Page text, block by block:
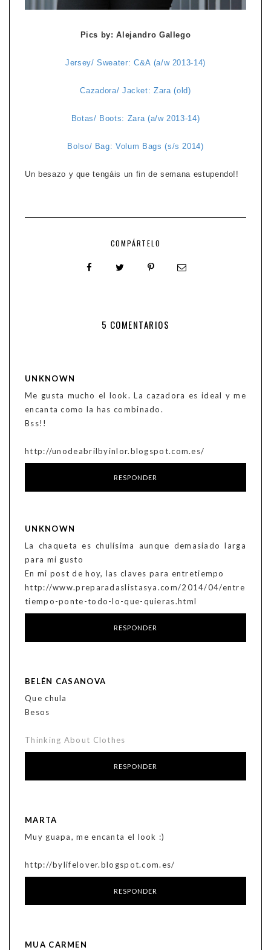
Pics by: Alejandro Gallego
Jersey/ Sweater: C&A (a/w 2013-14)
Cazadora/ Jacket: Zara (old)
Botas/ Boots: Zara (a/w 2013-14)
Bolso/ Bag: Volum Bags (s/s 2014)
Un besazo y que tengáis un fin de semana estupendo!!
COMPÁRTELO
5 COMENTARIOS
UNKNOWN
Me gusta mucho el look. La cazadora es ideal y me
encanta como la has combinado.
Bss!!
http://unodeabrilbyinlor.blogspot.com.es/
RESPONDER
UNKNOWN
La chaqueta es chulísima aunque demasiado larga
para mi gusto
En mi post de hoy, las claves para entretiempo
http://www.preparadaslistasya.com/2014/04/entre
tiempo-ponte-todo-lo-que-quieras.html
RESPONDER
BELÉN CASANOVA
Que chula
Besos
Thinking About Clothes
RESPONDER
MARTA
Muy guapa, me encanta el look :)
http://bylifelover.blogspot.com.es/
RESPONDER
MUA CARMEN